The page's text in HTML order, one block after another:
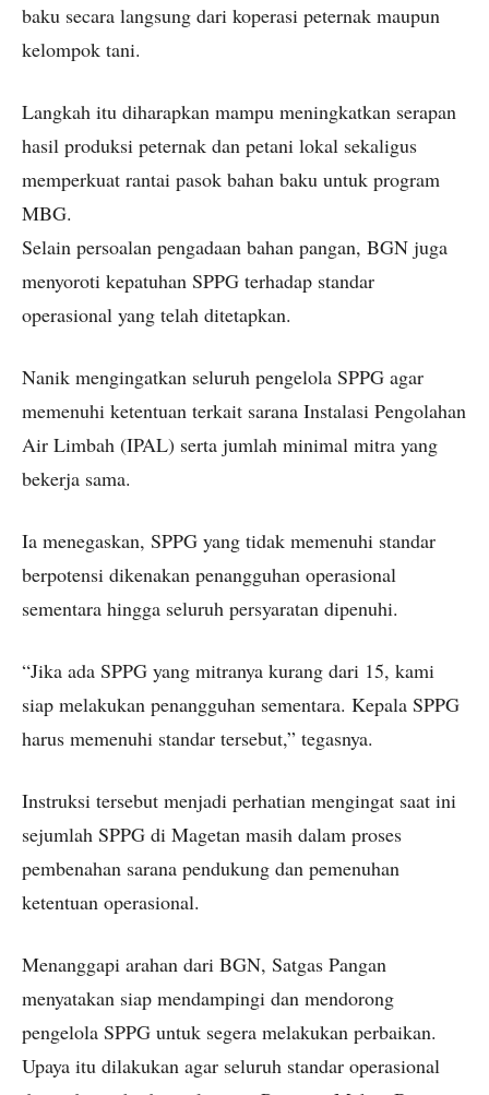
baku secara langsung dari koperasi peternak maupun
kelompok tani.
Langkah itu diharapkan mampu meningkatkan serapan
hasil produksi peternak dan petani lokal sekaligus
memperkuat rantai pasok bahan baku untuk program
MBG.
Selain persoalan pengadaan bahan pangan, BGN juga
menyoroti kepatuhan SPPG terhadap standar
operasional yang telah ditetapkan.
Nanik mengingatkan seluruh pengelola SPPG agar
memenuhi ketentuan terkait sarana Instalasi Pengolahan
Air Limbah (IPAL) serta jumlah minimal mitra yang
bekerja sama.
Ia menegaskan, SPPG yang tidak memenuhi standar
berpotensi dikenakan penangguhan operasional
sementara hingga seluruh persyaratan dipenuhi.
“Jika ada SPPG yang mitranya kurang dari 15, kami
siap melakukan penangguhan sementara. Kepala SPPG
harus memenuhi standar tersebut,” tegasnya.
Instruksi tersebut menjadi perhatian mengingat saat ini
sejumlah SPPG di Magetan masih dalam proses
pembenahan sarana pendukung dan pemenuhan
ketentuan operasional.
Menanggapi arahan dari BGN, Satgas Pangan
menyatakan siap mendampingi dan mendorong
pengelola SPPG untuk segera melakukan perbaikan.
Upaya itu dilakukan agar seluruh standar operasional